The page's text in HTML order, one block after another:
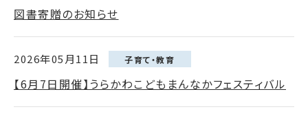
図書寄贈のお知らせ
2026年05月11日 子育て・教育
【6月7日開催】うらかわこどもまんなかフェスティバル